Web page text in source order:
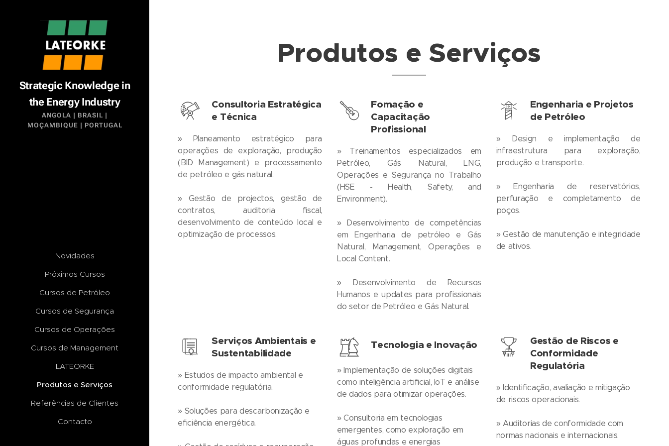
Strategic Knowledge in
the Energy Industry
ANGOLA | BRASIL |
MOÇAMBIQUE | PORTUGAL
Novidades
Próximos Cursos
Cursos de Petróleo
Cursos de Segurança
Cursos de Operações
Cursos de Management
LATEORKE
Produtos e Serviços
Referências de Clientes
Contacto
Produtos e Serviços
Consultoria Estratégica
e Técnica
» Planeamento estratégico para
operações de exploração, produção
(BID Management) e processamento
de petróleo e gás natural.
» Gestão de projectos, gestão de
contratos, auditoria fiscal,
desenvolvimento de conteúdo local e
optimização de processos.
Fomação e
Capacitação
Profissional
» Treinamentos especializados em
Petróleo, Gás Natural, LNG,
Operações e Segurança no Trabalho
(HSE - Health, Safety, and
Environment).
» Desenvolvimento de competências
em Engenharia de petróleo e Gás
Natural, Management, Operações e
Local Content.
» Desenvolvimento de Recursos
Humanos e updates para profissionais
do setor de Petróleo e Gás Natural.
Engenharia e Projetos
de Petróleo
» Design e implementação de
infraestrutura para exploração,
produção e transporte.
» Engenharia de reservatórios,
perfuração e completamento de
poços.
» Gestão de manutenção e integridade
de ativos.
Serviços Ambientais e
Sustentabilidade
» Estudos de impacto ambiental e
conformidade regulatória.
» Soluções para descarbonização e
eficiência energética.
Tecnologia e Inovação
» Implementação de soluções digitais
como inteligência artificial, IoT e análise
de dados para otimizar operações.
» Consultoria em tecnologias
emergentes, como exploração em
águas profundas e energias
Gestão de Riscos e
Conformidade
Regulatória
» Identificação, avaliação e mitigação
de riscos operacionais.
» Auditorias de conformidade com
normas nacionais e internacionais.